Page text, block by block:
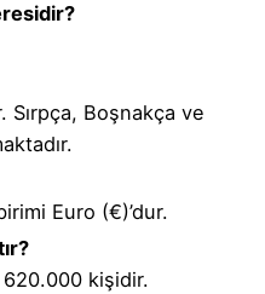
Sırpça, Boşnakça ve
Euro (€)’dur.
kişidir.